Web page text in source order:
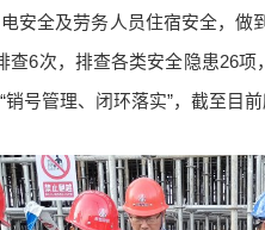
安全及劳务人员住宿安全，做
查6次，排查各类安全隐患26项
号管理、闭环落实”，截至目